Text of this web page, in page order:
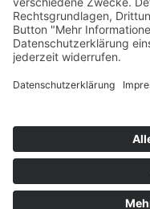
Der Ablauf verlief ohne
und Dozenten waren
erfolgten stets in
und kompetent
zukünftig für
weiterempfehlen kann.
Ab Ab
Die Bewertungen
überprüft. Infos zu